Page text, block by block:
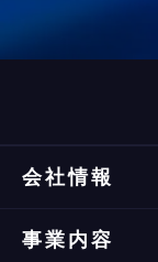
会社情報
事業内容